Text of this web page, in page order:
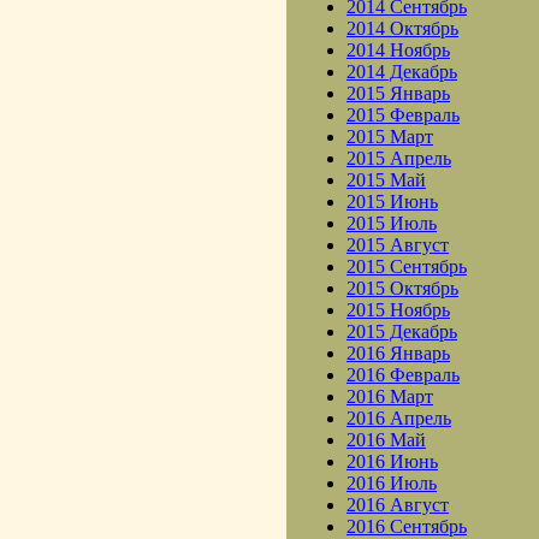
2014 Сентябрь
2014 Октябрь
2014 Ноябрь
2014 Декабрь
2015 Январь
2015 Февраль
2015 Март
2015 Апрель
2015 Май
2015 Июнь
2015 Июль
2015 Август
2015 Сентябрь
2015 Октябрь
2015 Ноябрь
2015 Декабрь
2016 Январь
2016 Февраль
2016 Март
2016 Апрель
2016 Май
2016 Июнь
2016 Июль
2016 Август
2016 Сентябрь